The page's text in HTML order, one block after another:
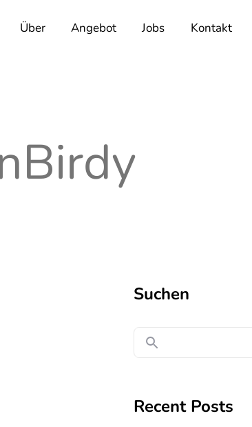
Über Angebot Jobs Kontakt
Suchen
Recent Posts